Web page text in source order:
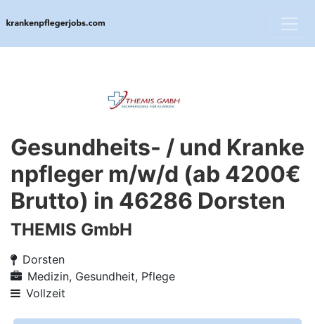
Gesundheits- / und Kranke
npfleger m/w/d (ab 4200€
Brutto) in 46286 Dorsten
THEMIS GmbH
Dorsten
Medizin, Gesundheit, Pflege
Vollzeit